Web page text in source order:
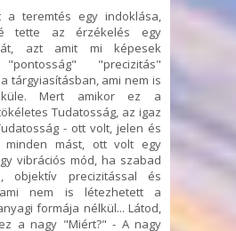
a teremtés egy indoklása,
tette az érzékelés egy
azt amit mi képesek
"precizitás"
tárgyiasításban, ami nem is
Mert amikor ez a
Tudatosság, az igaz
- ott volt, jelen és
minden mást, ott volt egy
vibrációs mód, ha szabad
objektív precizitással és
ami nem is létezhetett a
formája nélkül... Látod,
a nagy "Miért?" - A nagy